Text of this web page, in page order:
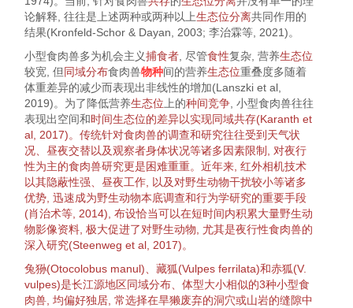
论解释, 往往是上述两种或两种以上生态位分离共同作用的
结果(Kronfeld-Schor & Dayan, 2003; 李治霖等, 2021)。
小型食肉兽多为机会主义捕食者 , 尽管食性复杂, 营养生态位
较宽, 但同域分布食肉兽物种间的营养生态位重叠度多随着
体重差异的减少而表现出非线性的增加(Lanszki et al,
2019)。为了降低营养生态位 上的种间竞争 , 小型食肉兽往往
表现出空间和时间生态位的差异以实现同域共存(Karanth et
al, 2017)。传统针对食肉兽的调查和研究往往受到天气状
况、昼夜交替以及观察者身体状况等诸多因素限制, 对夜行
性为主的食肉兽研究更是困难重重。近年来, 红外相机技术
以其隐蔽性强、昼夜工作, 以及对野生动物干扰较小等诸多
优势, 迅速成为野生动物本底调查和行为学研究的重要手段
(肖治术等, 2014), 布设恰当可以在短时间内积累大量野生动
物影像资料, 极大促进了对野生动物 , 尤其是夜行性食肉兽的
深入研究(Steenweg et al, 2017)。
兔狲(Otocolobus manul)、 藏狐(Vulpes ferrilata)和赤狐(V.
vulpes)是长江源地区同域分布 、体型大小相似的3种小型食
肉兽, 均偏好独居, 常选择在旱獭废弃的洞穴或山岩的缝隙中